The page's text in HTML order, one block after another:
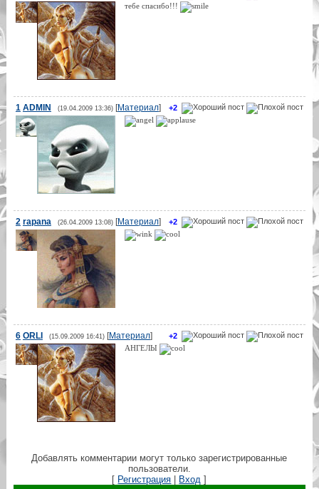
тебе спасибо!!!
+2
1 ADMIN (19.04.2009 13:36)[Материал]
+2
2 rapana (26.04.2009 13:08)[Материал]
+2
6 ORLI (15.09.2009 16:41)[Материал]
АНГЕЛЫ
Добавлять комментарии могут только зарегистрированные
пользователи.
[ Регистрация | Вход ]